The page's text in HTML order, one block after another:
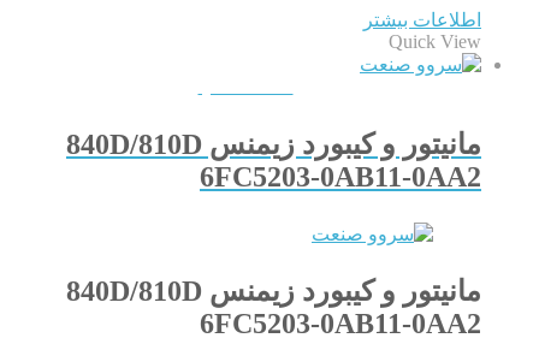
اطلاعات بیشتر
Quick View
مانیتور و کیبورد زیمنس 840D/810D
6FC5203-0AB11-0AA2
مانیتور و کیبورد زیمنس 840D/810D
6FC5203-0AB11-0AA2